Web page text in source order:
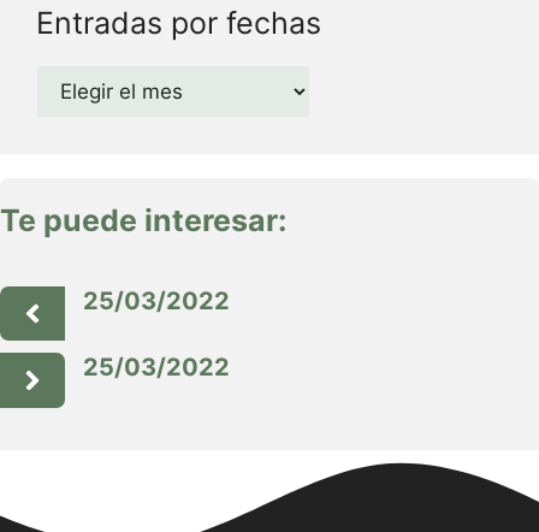
Entradas por fechas
Archivos
Te puede interesar:
25/03/2022
25/03/2022